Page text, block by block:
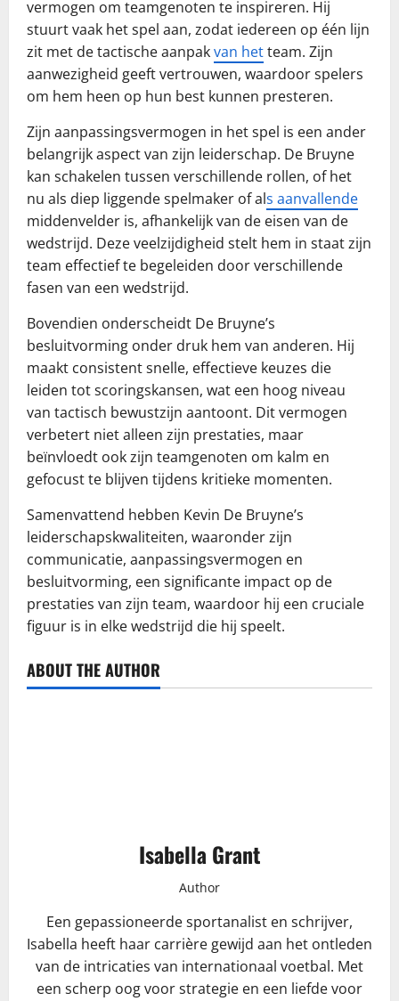
vermogen om teamgenoten te inspireren. Hij
stuurt vaak het spel aan, zodat iedereen op één lijn
zit met de tactische aanpakvan hetteam. Zijn
aanwezigheid geeft vertrouwen, waardoor spelers
om hem heen op hun best kunnen presteren.
Zijn aanpassingsvermogen in het spel is een ander
belangrijk aspect van zijn leiderschap. De Bruyne
kan schakelen tussen verschillende rollen, of het
nu als diep liggende spelmaker of als aanvallende
middenvelder is, afhankelijk van de eisen van de
wedstrijd. Deze veelzijdigheid stelt hem in staat zijn
team effectief te begeleiden door verschillende
fasen van een wedstrijd.
Bovendien onderscheidt De Bruyne’s
besluitvorming onder druk hem van anderen. Hij
maakt consistent snelle, effectieve keuzes die
leiden tot scoringskansen, wat een hoog niveau
van tactisch bewustzijn aantoont. Dit vermogen
verbetert niet alleen zijn prestaties, maar
beïnvloedt ook zijn teamgenoten om kalm en
gefocust te blijven tijdens kritieke momenten.
Samenvattend hebben Kevin De Bruyne’s
leiderschapskwaliteiten, waaronder zijn
communicatie, aanpassingsvermogen en
besluitvorming, een significante impact op de
prestaties van zijn team, waardoor hij een cruciale
figuur is in elke wedstrijd die hij speelt.
ABOUT THE AUTHOR
Isabella Grant
Author
Een gepassioneerde sportanalist en schrijver,
Isabella heeft haar carrière gewijd aan het ontleden
van de intricaties van internationaal voetbal. Met
een scherp oog voor strategie en een liefde voor